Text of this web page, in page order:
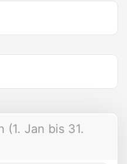
(1. Jan bis 31.